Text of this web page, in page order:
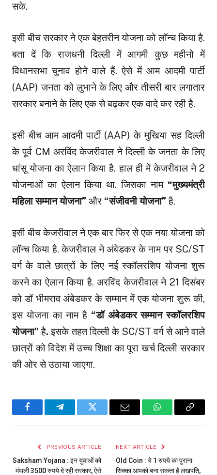
सके.
इसी बीच सरकार ने एक बेहतरीन योजना को लॉन्च किया है.
बता दें कि राजधनी दिल्ली में आगमी कुछ महीनो में
विधानसभा चुनाव होने वाले हैं. ऐसे में आम आदमी पार्टी
(AAP) जनता को लुभाने के लिए और तीसरी बार लगातार
सरकार बनाने के लिए एक से बढ़कर एक वादे कर रही है.
इसी बीच आम आदमी पार्टी (AAP) के मुखिया सह दिल्ली
के पूर्व CM अरविंद केजरीवाल ने दिल्ली के जनता के लिए
धांसू योजना का ऐलान किया है. हाल ही में केजरीवाल ने 2
योजनाओं का ऐलान किया था. जिसका नाम “मुख्यमंत्री
महिला सम्मान योजना” और “संजीवनी योजना”है.
इसी बीच केजरीवाल ने एक बार फिर से एक नया योजना को
लॉन्च किया है. केजरीवाल ने अंबेडकर के नाम पर SC/ST
वर्ग के वाले छात्रों के लिए नई स्कॉलरशिप योजना शुरू
करने का ऐलान किया है. अरविंद केजरीवाल ने 21 दिसंबर
को डॉ भीमराव अंबेडकर के सम्मान में एक योजना शुरू की,
इस योजना का नाम है “डॉ अंबेडकर सम्मान स्कॉलरशिप
योजना”है. इसके तहत दिल्ली के SC/ST वर्ग से आने वाले
छात्रों को विदेश में उच्च शिक्षा का पूरा खर्च दिल्ली सरकार
की ओर से उठाया जाएगा.
FacebookTelegramTwitter Email WhatsAppCopy
PREVIOUS ARTICLE
Saksham Yojana : इन युवाओं को
मंथली 3500 रुपये दे रही सरकार, ऐसे
NEXT ARTICLE
Old Coin : ये 1 रुपये का पुराना
सिक्का आपको बना सकता है लखपति,